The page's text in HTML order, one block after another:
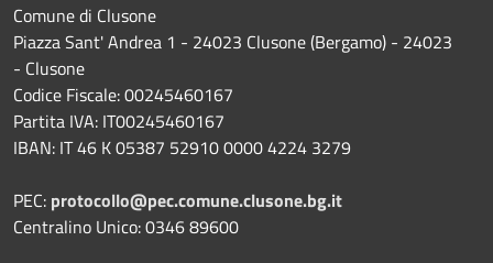
Comune di Clusone
Piazza Sant' Andrea 1 - 24023 Clusone (Bergamo) - 24023
- Clusone
Codice Fiscale: 00245460167
Partita IVA: IT00245460167
IBAN: IT 46 K 05387 52910 0000 4224 3279
PEC: protocollo@pec.comune.clusone.bg.it
Centralino Unico: 0346 89600